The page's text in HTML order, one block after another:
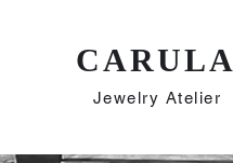
CARULA
Jewelry Atelier